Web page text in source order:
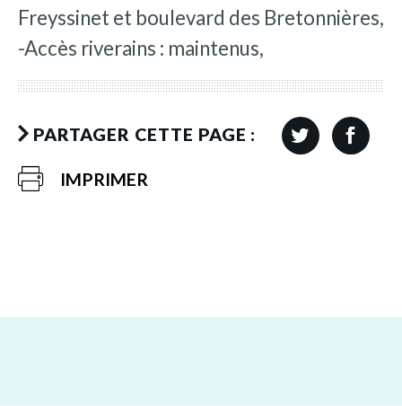
Freyssinet et boulevard des Bretonnières,
-Accès riverains : maintenus,
PARTAGER CETTE PAGE :
IMPRIMER